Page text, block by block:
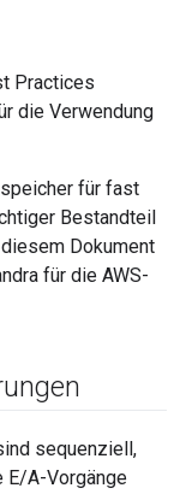
Practices
die Verwendung
für fast
Bestandteil
Dokument
für die AWS-
sequenziell,
E/A-Vorgänge